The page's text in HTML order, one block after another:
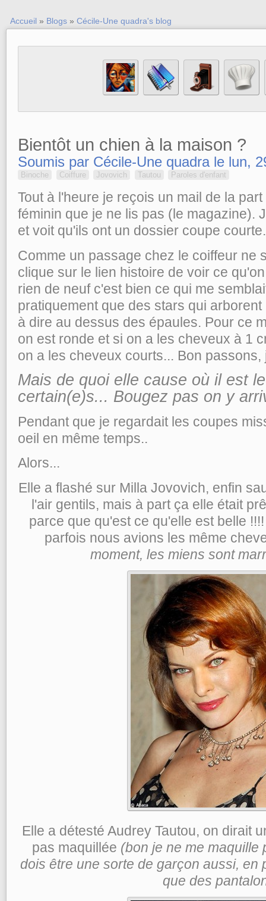
Accueil » Blogs » Cécile-Une quadra's blog
Bientôt un chien à la maison ?
Soumis par Cécile-Une quadra le lun,
Binoche Coiffure Jovovich Tautou Paroles d'enfant
Tout à l'heure je reçois un mail de la
féminin que je ne lis pas (le magazine).
et voit qu'ils ont un dossier coupe courte.
Comme un passage chez le coiffeur ne
clique sur le lien histoire de voir ce
rien de neuf c'est bien ce qui me
pratiquement que des stars qui
à dire au dessus des épaules. Pour ce
on est ronde et si on a les cheveux à 1
on a les cheveux courts... Bon
Mais de quoi elle cause où il est
certain(e)s... Bougez pas on y
Pendant que je regardait les coupes
oeil en même temps..
Alors...
Elle a flashé sur Milla Jovovich, enfin
l'air gentils, mais à part ça elle était
parce que qu'est ce qu'elle est belle
parfois nous avions les même
moment, les miens sont
Elle a détesté Audrey Tautou, on dirait
pas maquillée (bon je ne me maquille
dois être une sorte de garçon aussi, en
que des